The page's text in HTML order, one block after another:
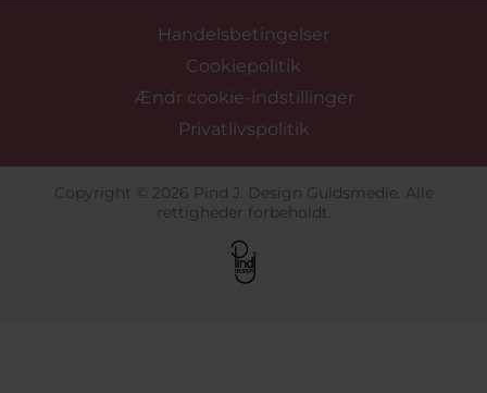
Handelsbetingelser
Cookiepolitik
Ændr cookie-indstillinger
Privatlivspolitik
Copyright © 2026 Pind J. Design Guldsmedie. Alle
rettigheder forbeholdt.